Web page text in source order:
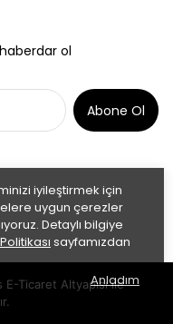
iyileştirmek için
uygun çerezler
Detaylı bilgiye
sayfamızdan
Anladım
ol
Abone Ol
E-Ticaret Altyapısı ile